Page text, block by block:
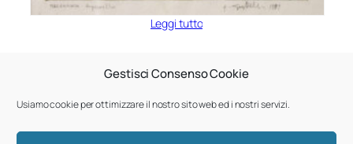
Gestisci Consenso Cookie
Usiamo cookie per ottimizzare il nostro sito web ed i nostri servizi.
Leggi tutto